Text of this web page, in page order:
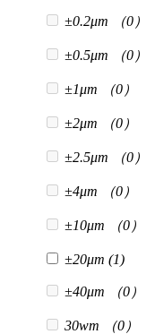
±0.2μm （0）
±0.5μm （0）
±1μm （0）
±2μm （0）
±2.5μm （0）
±4μm （0）
±10μm （0）
±20μm (1)
±40μm （0）
30wm （0）